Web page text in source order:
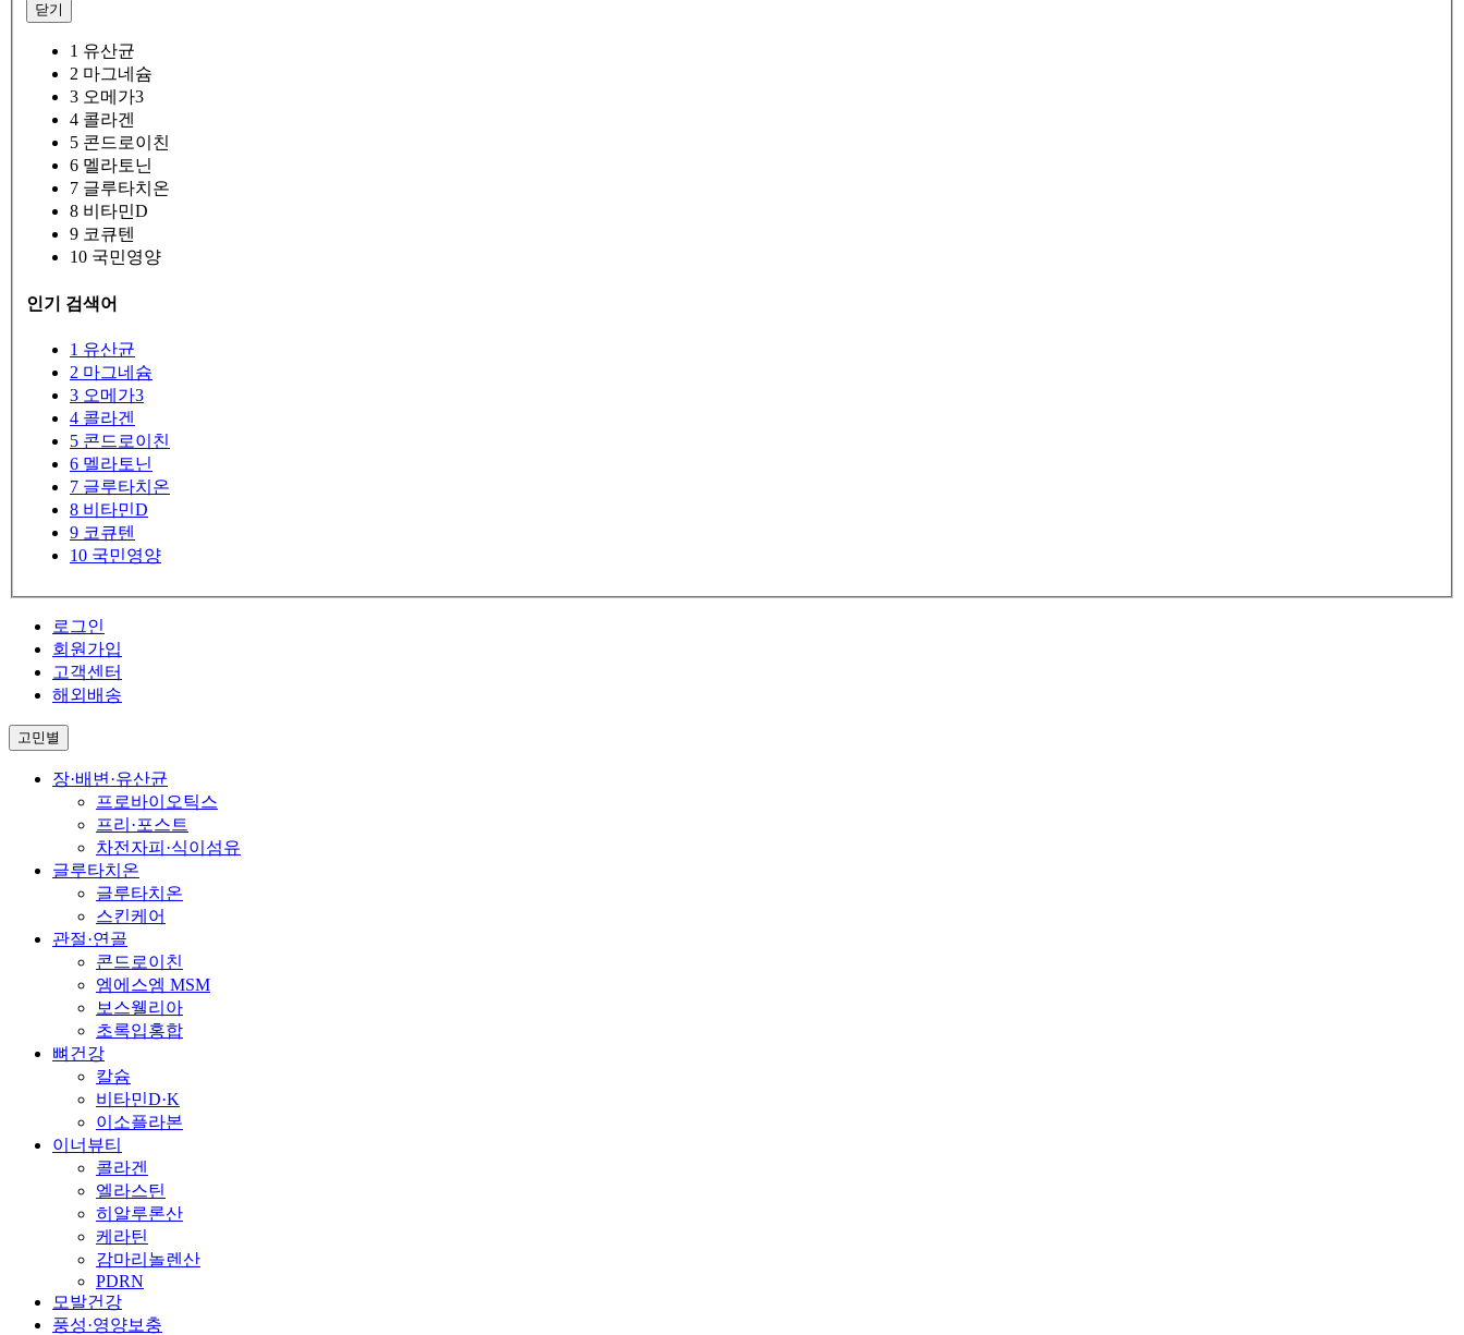
닫기
1 유산균
2 마그네슘
3 오메가3
4 콜라겐
5 콘드로이친
6 멜라토닌
7 글루타치온
8 비타민D
9 코큐텐
10 국민영양
인기 검색어
1 유산균
2 마그네슘
3 오메가3
4 콜라겐
5 콘드로이친
6 멜라토닌
7 글루타치온
8 비타민D
9 코큐텐
10 국민영양
로그인
회원가입
고객센터
해외배송
고민별
장·배변·유산균
프로바이오틱스
프리·포스트
차전자피·식이섬유
글루타치온
글루타치온
스킨케어
관절·연골
콘드로이친
엠에스엠 MSM
보스웰리아
초록입홍합
뼈건강
칼슘
비타민D·K
이소플라본
이너뷰티
콜라겐
엘라스틴
히알루론산
케라틴
감마리놀렌산
PDRN
모발건강
풍성·영양보충